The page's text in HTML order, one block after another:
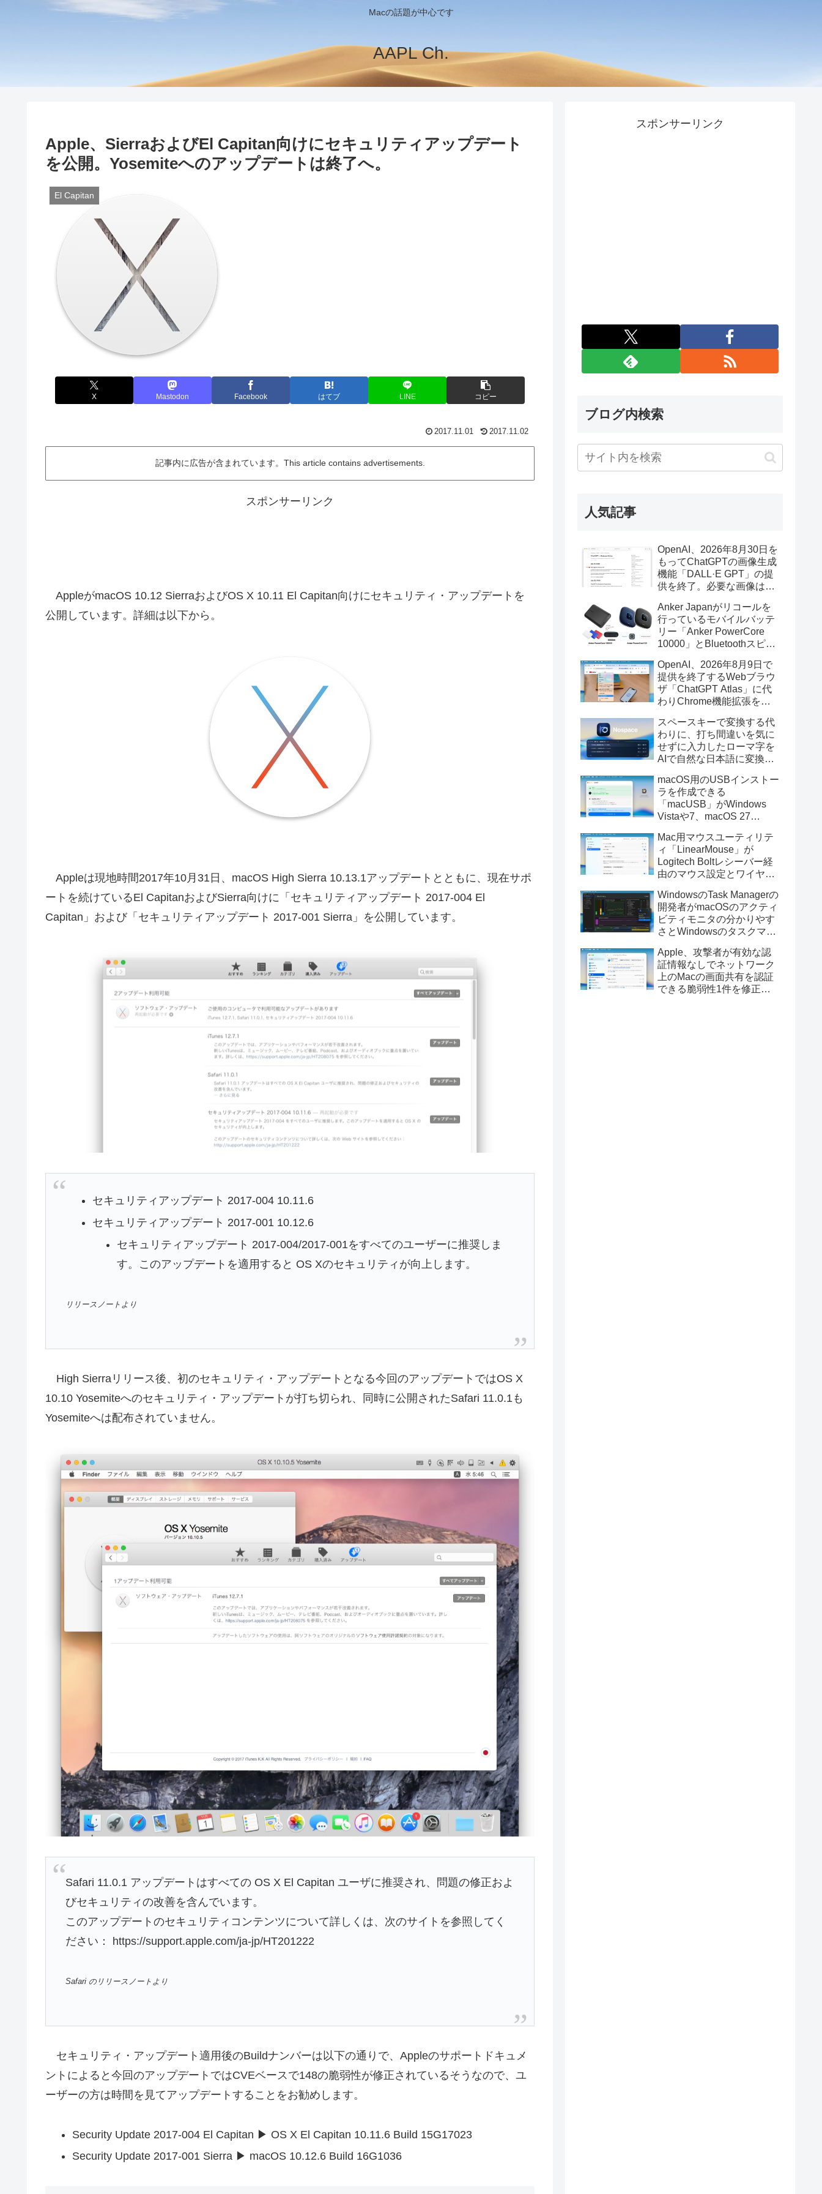
Macの話題が中心です
AAPL Ch.
Apple、SierraおよびEl Capitan向けにセキュリティアップデート
を公開。Yosemiteへのアップデートは終了へ。
El Capitan
X Mastodon Facebook はてブ LINE コピー
2017.11.01 2017.11.02
記事内に広告が含まれています。This article contains advertisements.
スポンサーリンク
AppleがmacOS 10.12 SierraおよびOS X 10.11 El Capitan向けにセキュリティ・アップデートを
公開しています。詳細は以下から。
Appleは現地時間2017年10月31日、macOS High Sierra 10.13.1アップデートとともに、現在サポ
ートを続けているEl CapitanおよびSierra向けに「セキュリティアップデート 2017-004 El
Capitan」および「セキュリティアップデート 2017-001 Sierra」を公開しています。
セキュリティアップデート 2017-004 10.11.6
セキュリティアップデート 2017-001 10.12.6
セキュリティアップデート 2017-004/2017-001をすべてのユーザーに推奨しま
す。このアップデートを適用すると OS Xのセキュリティが向上します。
リリースノートより
High Sierraリリース後、初のセキュリティ・アップデートとなる今回のアップデートではOS X
10.10 Yosemiteへのセキュリティ・アップデートが打ち切られ、同時に公開されたSafari 11.0.1も
Yosemiteへは配布されていません。
Safari 11.0.1 アップデートはすべての OS X El Capitan ユーザに推奨され、問題の修正およ
びセキュリティの改善を含んでいます。
このアップデートのセキュリティコンテンツについて詳しくは、次のサイトを参照してく
ださい： https://support.apple.com/ja-jp/HT201222
Safari のリリースノートより
セキュリティ・アップデート適用後のBuildナンバーは以下の通りで、Appleのサポートドキュメ
ントによると今回のアップデートではCVEベースで148の脆弱性が修正されているそうなので、ユ
ーザーの方は時間を見てアップデートすることをお勧めします。
Security Update 2017-004 El Capitan ▶ OS X El Capitan 10.11.6 Build 15G17023
Security Update 2017-001 Sierra ▶ macOS 10.12.6 Build 16G1036
スポンサーリンク
ブログ内検索
人気記事
OpenAI、2026年8月30日を
もってChatGPTの画像生成
機能「DALL·E GPT」の提
供を終了。必要な画像は期
Anker Japanがリコールを
行っているモバイルバッテ
リー「Anker PowerCore
10000」とBluetoothスピー
辺を焼損する火災が6月に3
件発生していたそうなので
注意を。
OpenAI、2026年8月9日で
提供を終了するWebブラウ
ザ「ChatGPT Atlas」に代
わりChrome機能拡張をア
画の質問やAsk ChatGPT機
能を追加。
スペースキーで変換する代
わりに、打ち間違いを気に
せずに入力したローマ字を
AIで自然な日本語に変換し
力アプリ「Nospace」がリ
リース。
macOS用のUSBインストー
ラを作成できる
「macUSB」がWindows
Vistaや7、macOS 27
トーラの作成に対応。
Mac用マウスユーティリテ
ィ「LinearMouse」が
Logitech Boltレシーバー経
由のマウス設定とワイヤレ
ックボールに対応。
WindowsのTask Managerの
開発者がmacOSのアクティ
ビティモニタの分かりやす
さとWindowsのタスクマネ
Mac用システムモニタアプ
リ「Task Manager TMOG」
のBeta版を公開。
Apple、攻撃者が有効な認
証情報なしでネットワーク
上のMacの画面共有を認証
できる脆弱性1件を修正し